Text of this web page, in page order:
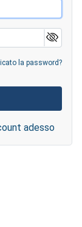
la password?
adesso